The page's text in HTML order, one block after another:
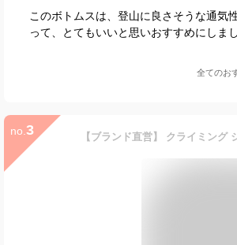
このボトムスは、登山に良さそうな通気
って、とてもいいと思いおすすめにしまし
全てのお
no. 3